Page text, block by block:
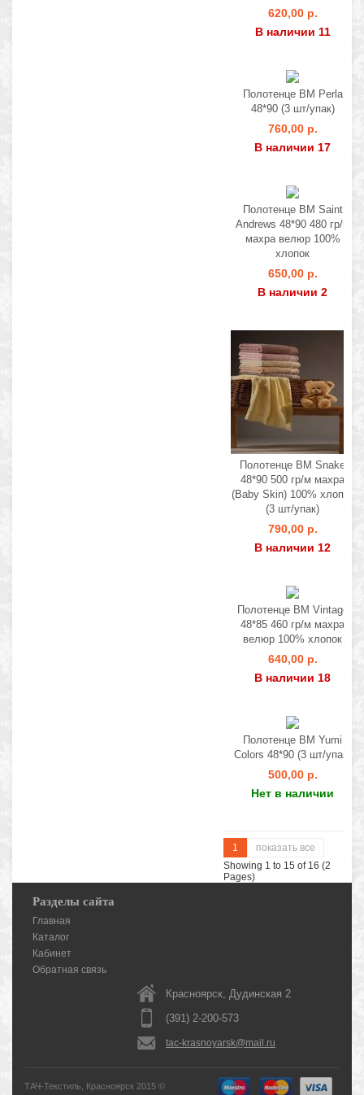
620,00 р.
В наличии 11
Полотенце BM Perla
48*90 (3 шт/упак)
760,00 р.
В наличии 17
Полотенце BM Saint
Andrews 48*90 480 гр/м
махра велюр 100%
хлопок
650,00 р.
В наличии 2
Полотенце BM Snake
48*90 500 гр/м махра
(Baby Skin) 100% хлопок
(3 шт/упак)
790,00 р.
В наличии 12
Полотенце BM Vintage
48*85 460 гр/м махра
велюр 100% хлопок
640,00 р.
В наличии 18
Полотенце BM Yumi
Colors 48*90 (3 шт/упак)
500,00 р.
Нет в наличии
1
показать все
Showing 1 to 15 of 16 (2
Pages)
Разделы сайта
Главная
Каталог
Кабинет
Обратная связь
Красноярск, Дудинская 2
(391) 2-200-573
tac-krasnoyarsk@mail.ru
ТАЧ-Текстиль, Красноярск 2015 ©